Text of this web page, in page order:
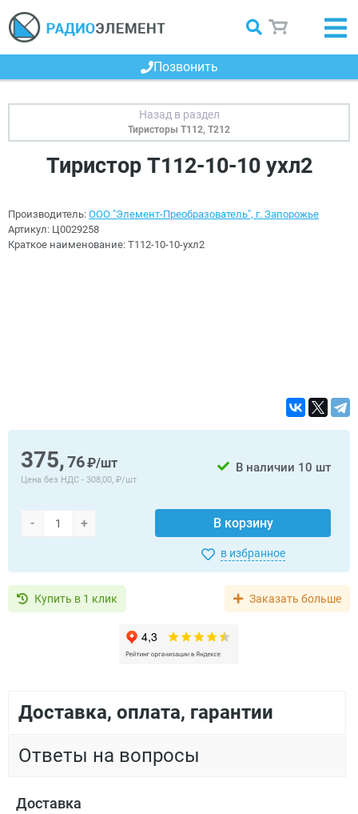
Позвонить
Тиристоры Т112, Т212
Тиристор Т112-10-10 ухл2
Производитель: ООО "Элемент-Преобразователь", г. Запорожье
Артикул: Ц0029258
Краткое наименование: Т112-10-10-ухл2
375,76₽/шт
Цена без НДС - 308,00, ₽/шт
В наличии 10 шт
- + В корзину
в избранное
Купить в 1 клик Заказать больше
Доставка, оплата, гарантии
Ответы на вопросы
Доставка